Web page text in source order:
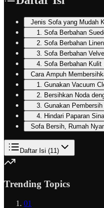
Jenis Sofa yang Mudah
1. Sofa Berbahan
2. Sofa Berbahan Linen
3. Sofa Berbahan
4. Sofa Berbahan Kulit
Cara Ampuh
1. Gunakan Vacuum
2. Bersihkan Noda
3. Gunakan
4. Hindari Paparan
Sofa Bersih, Rumah
Daftar Isi (11)
Trending Topics
01